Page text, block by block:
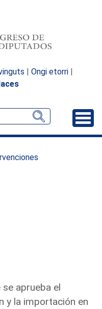
| Ongi etorri |
aprueba el
y la importación en